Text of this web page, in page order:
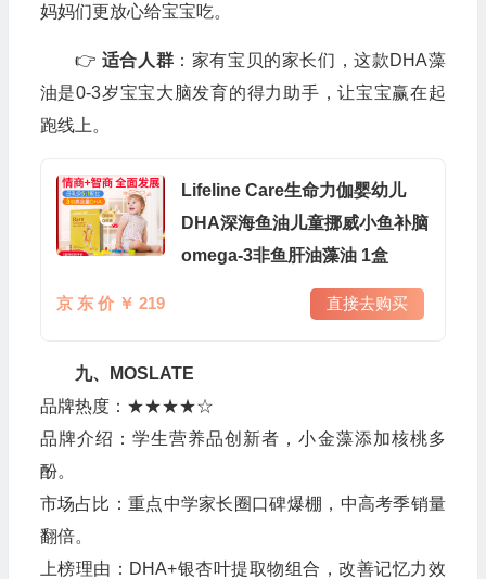
妈妈们更放心给宝宝吃。
👉 适合人群 ：家有宝贝的家长们，这款DHA藻
油是0-3岁宝宝大脑发育的得力助手，让宝宝赢在起
跑线上。
Lifeline Care生命力伽婴幼儿
DHA深海鱼油儿童挪威小鱼补脑
omega-3非鱼肝油藻油 1盒
京 东 价 ￥ 219 直接去购买
九、MOSLATE
品牌热度：★★★★☆
品牌介绍：学生营养品创新者，小金藻添加核桃多
酚。
市场占比：重点中学家长圈口碑爆棚，中高考季销量
翻倍。
上榜理由：DHA+银杏叶提取物组合，改善记忆力效